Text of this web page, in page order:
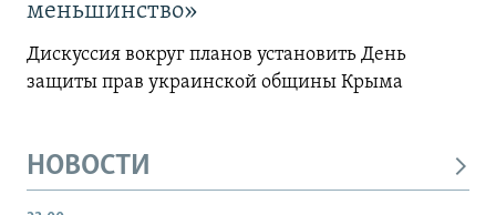
меньшинство»
Дискуссия вокруг планов установить День
защиты прав украинской общины Крыма
НОВОСТИ